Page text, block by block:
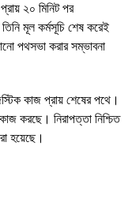
২০ মিনিট পর
মূল কর্মসূচি শেষ করেই
পথসভা করার সম্ভাবনা
কাজ প্রায় শেষের পথে।
করছে। নিরাপত্তা নিশ্চিত
হয়েছে।